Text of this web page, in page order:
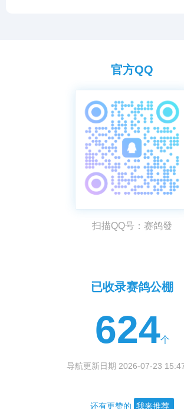
官方QQ
扫描QQ号：赛鸽發
已收录赛鸽公棚
624个
导航更新日期 2026-07-23
还有更赞的 我来推荐